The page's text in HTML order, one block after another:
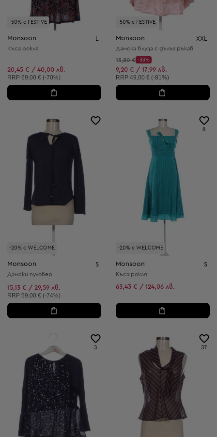
-50% с FESTIVE
Monsoon L
Къса рокля
20,45 € / 40,00 лв.
Препоръчителна цена:
RRP 69,00 € (-70%)
-50% с FESTIVE
Monsoon XXL
Дамска блуза с дълъг ръкав
Начална цена:
13,80 €
Discount Price:
-33%
Намалена цена:
9,20 € / 17,99 лв.
Препоръчителна цена:
RRP 49,00 € (-81%)
-20% с WELCOME
Monsoon S
Дамски пуловер
15,13 € / 29,59 лв.
Препоръчителна цена:
RRP 59,00 € (-74%)
-20% с WELCOME
8
Monsoon S
Къса рокля
63,43 € / 124,06 лв.
3 37